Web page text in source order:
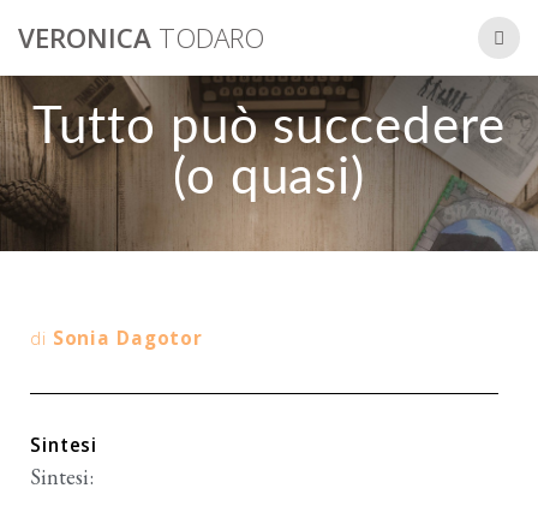
VERONICA TODARO
Tutto può succedere
(o quasi)
di Sonia Dagotor
Sintesi
Sintesi: